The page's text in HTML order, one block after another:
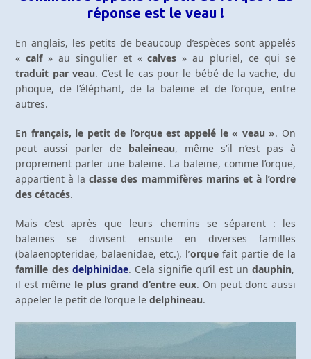
réponse est le veau !
En anglais, les petits de beaucoup d’espèces sont appelés
«calf» au singulier et «calves » au pluriel, ce qui se
traduit par veau. C’est le cas pour le bébé de la vache, du
phoque, de l’éléphant, de la baleine et de l’orque, entre
autres.
En français, le petit de l’orque est appelé le « veau ». On
peut aussi parler de baleineau, même s’il n’est pas à
proprement parler une baleine. La baleine, comme l’orque,
appartient à laclasse des mammifères marins et à l’ordre
des cétacés.
Mais c’est après que leurs chemins se séparent : les
baleines se divisent ensuite en diverses familles
(balaenopteridae, balaenidae, etc.), l’orquefait partie de la
famille des delphinidae. Cela signifie qu’il est undauphin,
il est même le plus grand d’entre eux. On peut donc aussi
appeler le petit de l’orque ledelphineau.